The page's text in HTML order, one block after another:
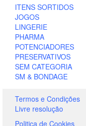
ITENS SORTIDOS
JOGOS
LINGERIE
PHARMA
POTENCIADORES
PRESERVATIVOS
SEM CATEGORIA
SM & BONDAGE
Termos e Condições
Livre resolução
Politica de Cookies